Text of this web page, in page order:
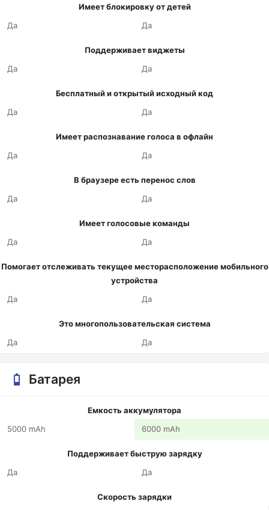
Имеет блокировку от детей
Да
Да
Поддерживает виджеты
Да
Да
Бесплатный и открытый исходный код
Да
Да
Имеет распознавание голоса в офлайн
Да
Да
В браузере есть перенос слов
Да
Да
Имеет голосовые команды
Да
Да
Помогает отслеживать текущее месторасположение мобильного
устройства
Да
Да
Это многопользовательская система
Да
Да
Батарея
Емкость аккумулятора
5000 mAh
6000 mAh
Поддерживает быструю зарядку
Да
Да
Скорость зарядки